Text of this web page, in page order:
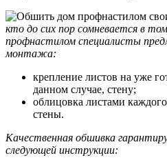
кто до сих пор сомневается в
профнастилом специалисты
монтажа:
крепление листов на уже
данном случае, стену;
облицовка листами
стены.
Качественная обшивка
следующей инструкции: